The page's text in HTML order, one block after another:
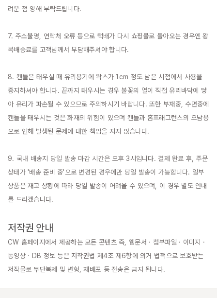
려운 점 양해 부탁드립니다.
7. 주소불명, 연락처 오류 등으로 택배가 다시 쇼핑몰로 돌아오는 경우엔 왕
복배송료를 고객님께서 부담해주셔야 합니다.
8. 캔들은 태우실 때 유리용기에 왁스가 1cm 정도 남은 시점에서 사용을
중지하셔야 합니다. 끝까지 태우시는 경우 불꽃의 열이 직접 유리바닥에 닿
아 유리가 파손될 수 있으므로 주의하시기 바랍니다. 또한 부재중, 수면중에
캔들을 태우시는 것은 화재의 위험이 있으며 캔들과 홈프래그런스의 오남용
으로 인해 발생된 문제에 대한 책임을 지지 않습니다.
9. 국내 배송지 당일 발송 마감 시간은 오후 3시입니다. 결제 완료 후, 주문
상태가 '배송 준비 중'으로 변경된 경우에만 당일 발송이 가능합니다. 일부
상품은 재고 상황에 따라 당일 발송이 어려울 수 있으며, 이 경우 별도 안내
를 드리겠습니다.
저작권 안내
CW 홈페이지에서 제공하는 모든 콘텐츠 즉, 웹문서 · 첨부파일 · 이미지 ·
동영상 · DB 정보 등은 저작권법 제4조 제6항에 의거 법적으로 보호받는
저작물로 무단복제 및 변형, 재배포 등 전송은 금지 됩니다.